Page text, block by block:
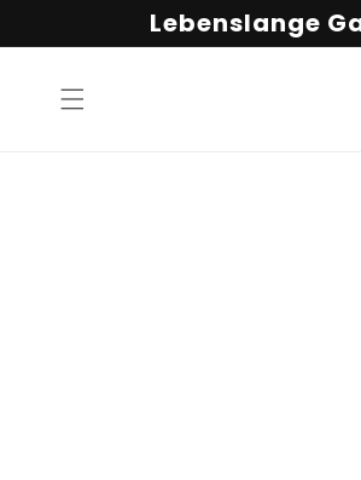
Inhalt
Lebenslange